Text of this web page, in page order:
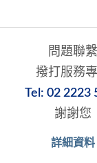
問題聯繫
撥打服務
Tel: 02 2223
謝謝您
詳細資料